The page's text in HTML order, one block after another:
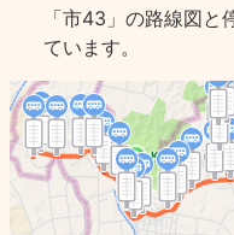
「市43」の路線図と
ています。